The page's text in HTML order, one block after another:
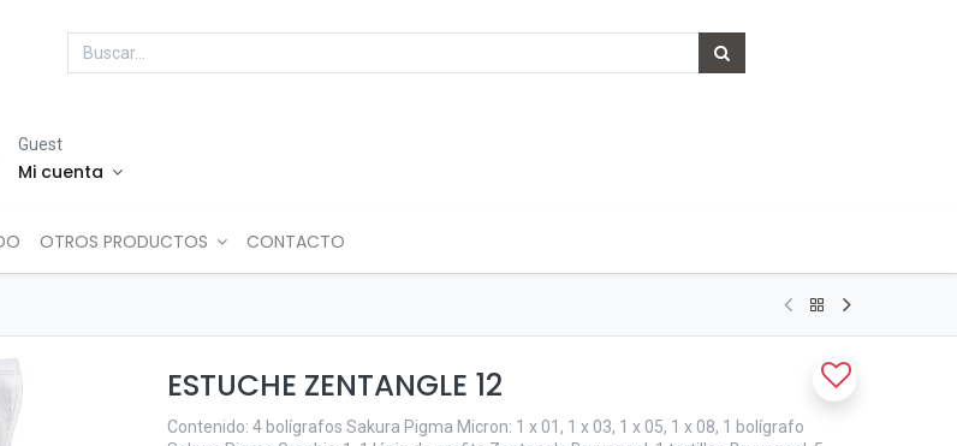
Guest
Mi cuenta
OTROS PRODUCTOS CONTACTO
ESTUCHE ZENTANGLE 12
Contenido: 4 bolígrafos Sakura Pigma Micron: 1 x 01, 1 x 03, 1 x 05, 1 x 08, 1 bolígrafo